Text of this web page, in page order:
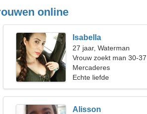
online
Isabella
27 jaar, Waterman
Vrouw zoekt man 30-37
Mercaderes
Echte liefde
Alisson